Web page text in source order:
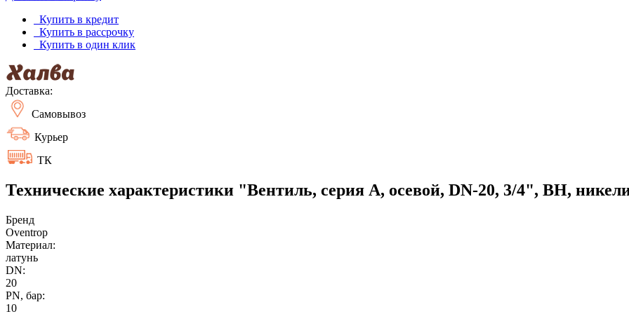
Купить в кредит
Купить в рассрочку
Купить в один клик
Доставка:
Самовывоз
Курьер
ТК
Технические характеристики "Вентиль, серия A, осевой, DN-20, 3/4", ВН,
Бренд
Oventrop
Материал:
латунь
DN:
20
PN, бар:
10